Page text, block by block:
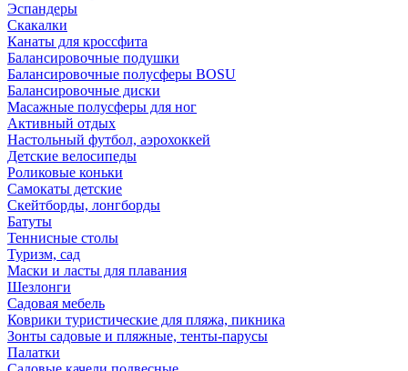
Эспандеры
Скакалки
Канаты для кроссфита
Балансировочные подушки
Балансировочные полусферы BOSU
Балансировочные диски
Масажные полусферы для ног
Активный отдых
Настольный футбол, аэрохоккей
Детские велосипеды
Роликовые коньки
Самокаты детские
Скейтборды, лонгборды
Батуты
Теннисные столы
Туризм, сад
Маски и ласты для плавания
Шезлонги
Садовая мебель
Коврики туристические для пляжа, пикника
Зонты садовые и пляжные, тенты-парусы
Палатки